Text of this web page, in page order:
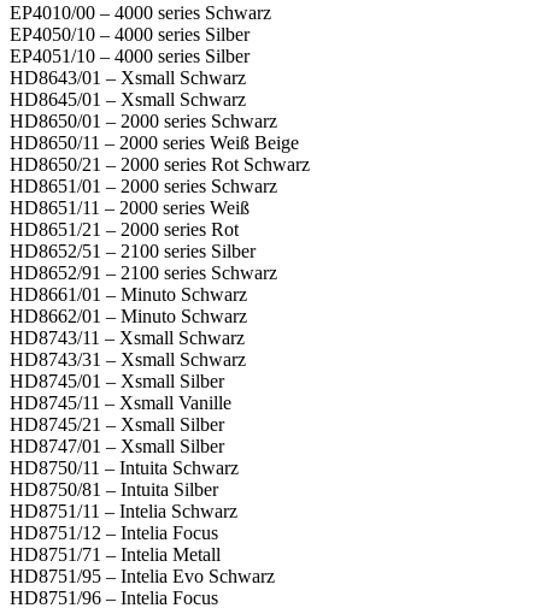
EP4010/00 – 4000 series Schwarz
EP4050/10 – 4000 series Silber
EP4051/10 – 4000 series Silber
HD8643/01 – Xsmall Schwarz
HD8645/01 – Xsmall Schwarz
HD8650/01 – 2000 series Schwarz
HD8650/11 – 2000 series Weiß Beige
HD8650/21 – 2000 series Rot Schwarz
HD8651/01 – 2000 series Schwarz
HD8651/11 – 2000 series Weiß
HD8651/21 – 2000 series Rot
HD8652/51 – 2100 series Silber
HD8652/91 – 2100 series Schwarz
HD8661/01 – Minuto Schwarz
HD8662/01 – Minuto Schwarz
HD8743/11 – Xsmall Schwarz
HD8743/31 – Xsmall Schwarz
HD8745/01 – Xsmall Silber
HD8745/11 – Xsmall Vanille
HD8745/21 – Xsmall Silber
HD8747/01 – Xsmall Silber
HD8750/11 – Intuita Schwarz
HD8750/81 – Intuita Silber
HD8751/11 – Intelia Schwarz
HD8751/12 – Intelia Focus
HD8751/71 – Intelia Metall
HD8751/95 – Intelia Evo Schwarz
HD8751/96 – Intelia Focus